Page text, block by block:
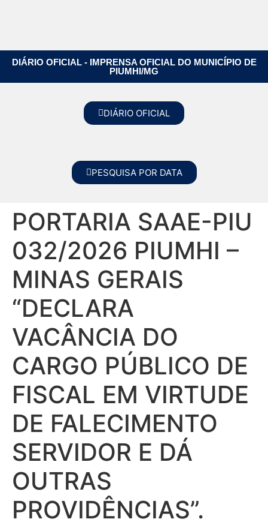
DIÁRIO OFICIAL - IMPRENSA OFICIAL DO MUNICÍPIO DE
PIUMHI/MG
DIÁRIO OFICIAL
PESQUISA POR DATA
PORTARIA SAAE-PIU
032/2026 PIUMHI –
MINAS GERAIS
“DECLARA
VACÂNCIA DO
CARGO PÚBLICO DE
FISCAL EM VIRTUDE
DE FALECIMENTO
SERVIDOR E DÁ
OUTRAS
PROVIDÊNCIAS”.